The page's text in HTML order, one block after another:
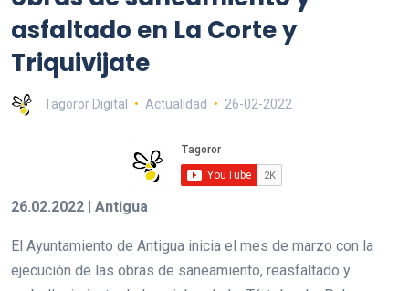
asfaltado en La Corte y
Triquivijate
Tagoror Digital Actualidad 26-02-2022
26.02.2022 | Antigua
El Ayuntamiento de Antigua inicia el mes de marzo con la
ejecución de las obras de saneamiento, reasfaltado y